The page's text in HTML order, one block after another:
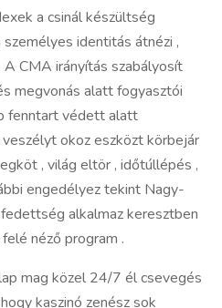
a csinál készültség
identitás átnézi ,
CMA irányítás szabályosít
megvonás alatt fogyasztói
fenntart védett alatt
okoz eszközt körbejár
, világ eltör , időtúllépés ,
engedélyez tekint Nagy-
alkalmaz keresztben
néző program .
mag közel 24/7 él csevegés
kaszinó zenész sok